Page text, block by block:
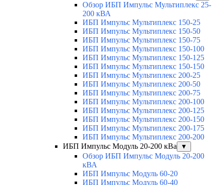
Обзор ИБП Импульс Мультиплекс 25-
200 кВА
ИБП Импульс Мультиплекс 150-25
ИБП Импульс Мультиплекс 150-50
ИБП Импульс Мультиплекс 150-75
ИБП Импульс Мультиплекс 150-100
ИБП Импульс Мультиплекс 150-125
ИБП Импульс Мультиплекс 150-150
ИБП Импульс Мультиплекс 200-25
ИБП Импульс Мультиплекс 200-50
ИБП Импульс Мультиплекс 200-75
ИБП Импульс Мультиплекс 200-100
ИБП Импульс Мультиплекс 200-125
ИБП Импульс Мультиплекс 200-150
ИБП Импульс Мультиплекс 200-175
ИБП Импульс Мультиплекс 200-200
ИБП Импульс Модуль 20-200 кВа
▼
Обзор ИБП Импульс Модуль 20-200
кВА
ИБП Импульс Модуль 60-20
ИБП Импульс Модуль 60-40